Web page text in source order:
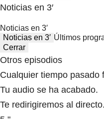
Noticias en 3′
Noticias en 3′
Noticias en 3′ Últimos
Cerrar
Otros episodios
Cualquier tiempo pasado
Tu audio se ha acabado.
Te redirigiremos al directo.